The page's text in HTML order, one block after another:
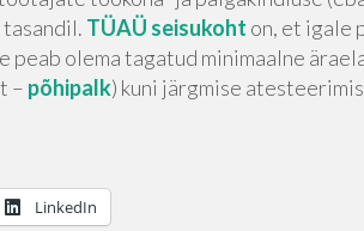
TÜAÜ seisukoht on, et
olema tagatud minimaalne
– põhipalk) kuni järgmise
LinkedIn